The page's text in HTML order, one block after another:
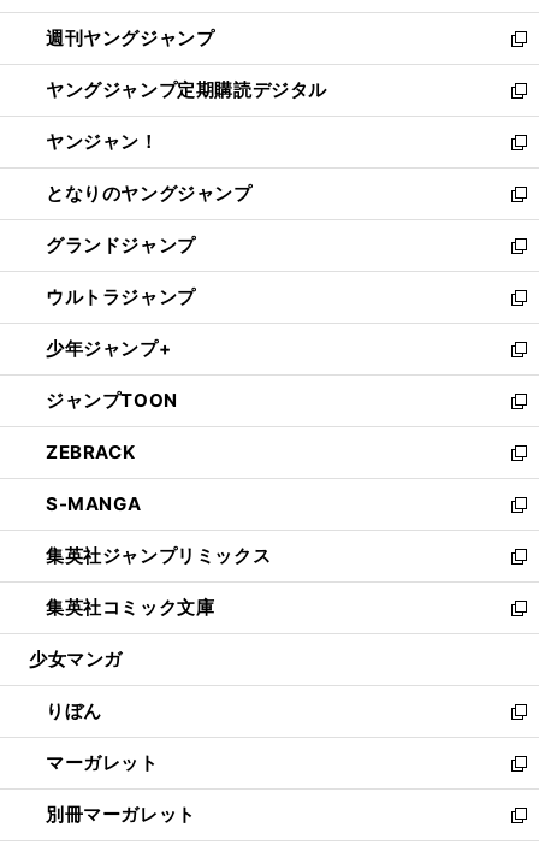
開
く
ウ
で
開
く
ン
ド
ウ
で
開
く
ウ
ィ
ン
ド
ウ
で
開
く
週刊ヤングジャンプ
新
し
い
ウ
ィ
ン
ド
ウ
で
開
く
ヤングジャンプ定期購読デジタル
新
し
い
ウ
ィ
ン
ド
ウ
で
開
く
ヤンジャン！
新
し
い
ウ
ィ
ン
ド
ウ
で
開
く
となりのヤングジャンプ
新
し
い
ウ
ィ
ン
ド
ウ
で
開
く
グランドジャンプ
新
し
い
ウ
ィ
ン
ド
ウ
で
開
く
ウルトラジャンプ
新
し
い
ウ
ィ
ン
ド
ウ
で
開
く
少年ジャンプ+
新
し
い
ウ
ィ
ン
ド
ウ
で
開
く
ジャンプTOON
新
し
い
ウ
ィ
ン
ド
ウ
で
開
ZEBRACK
新
し
い
ウ
ィ
ン
ド
ウ
開
く
S-MANGA
新
し
い
ウ
ィ
ン
ウ
で
開
く
集英社ジャンプリミックス
新
し
い
ウ
ン
ド
ウ
で
開
く
集英社コミック文庫
新
し
ウ
ィ
ン
ド
ウ
で
開
少女マンガ
りぼん
新
し
い
ウ
ィ
マーガレット
新
し
い
別冊マーガレット
新